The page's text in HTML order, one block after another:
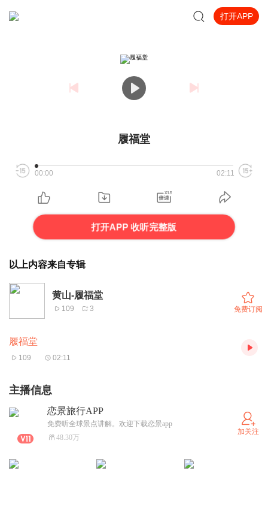
打开APP
履福堂
00:00 02:11
打开APP 收听完整版
以上内容来自专辑
黄山-履福堂
109 3 免费订阅
履福堂
109 02:11
主播信息
恋景旅行APP
免费听全球景点讲解。欢迎下载恋景app
48.30万
加关注